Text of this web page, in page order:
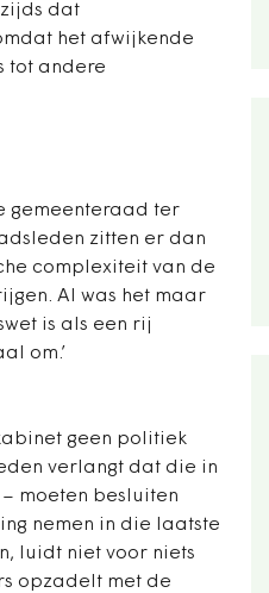
dat
het afwijkende
tot andere
gemeenteraad ter
zitten er dan
complexiteit van de
Al was het maar
is als een rij
om.’
geen politiek
verlangt dat die in
moeten besluiten
nemen in die laatste
luidt niet voor niets
opzadelt met de